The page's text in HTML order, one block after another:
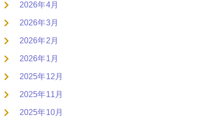
2026年4月
2026年3月
2026年2月
2026年1月
2025年12月
2025年11月
2025年10月